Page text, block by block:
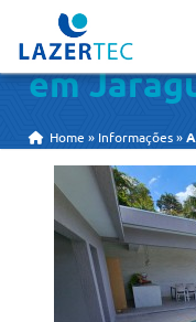
em
Home » Informações »